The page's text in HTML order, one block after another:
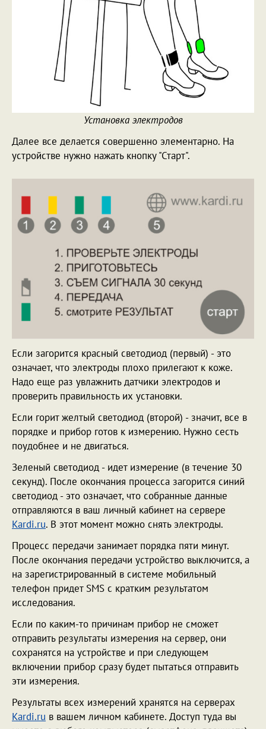
Установка электродов
Далее все делается совершенно элементарно. На
устройстве нужно нажать кнопку "Старт".
Если загорится красный светодиод (первый) - это
означает, что электроды плохо прилегают к коже.
Надо еще раз увлажнить датчики электродов и
проверить правильность их установки.
Если горит желтый светодиод (второй) - значит, все в
порядке и прибор готов к измерению. Нужно сесть
поудобнее и не двигаться.
Зеленый светодиод - идет измерение (в течение 30
секунд). После окончания процесса загорится синий
светодиод - это означает, что собранные данные
отправляются в ваш личный кабинет на сервере
Kardi.ru. В этот момент можно снять электроды.
Процесс передачи занимает порядка пяти минут.
После окончания передачи устройство выключится, а
на зарегистрированный в системе мобильный
телефон придет SMS с кратким результатом
исследования.
Если по каким-то причинам прибор не сможет
отправить результаты измерения на сервер, они
сохранятся на устройстве и при следующем
включении прибор сразу будет пытаться отправить
эти измерения.
Результаты всех измерений хранятся на серверах
Kardi.ru в вашем личном кабинете. Доступ туда вы